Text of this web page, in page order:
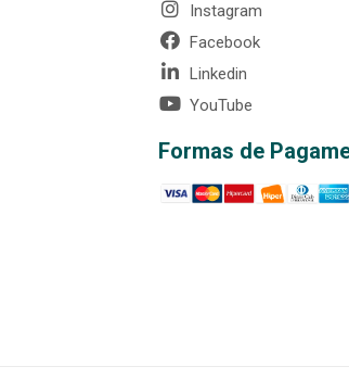
Instagram
Facebook
Linkedin
YouTube
Formas de